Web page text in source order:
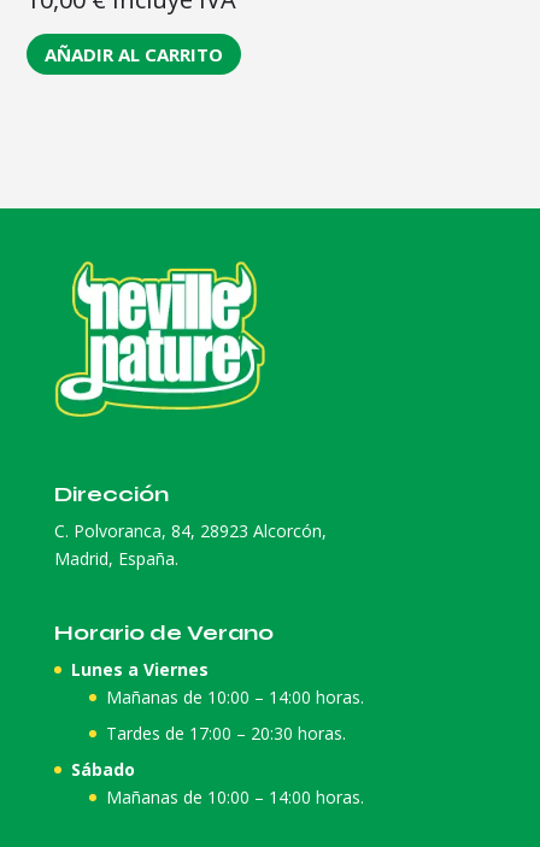
AÑADIR AL CARRITO
Dirección
C. Polvoranca, 84, 28923 Alcorcón,
Madrid, España.
Horario de Verano
Lunes a Viernes
Mañanas de 10:00 – 14:00 horas.
Tardes de 17:00 – 20:30 horas.
Sábado
Mañanas de 10:00 – 14:00 horas.